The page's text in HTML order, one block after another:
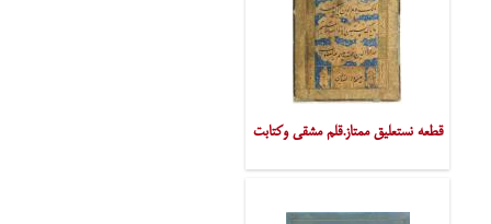
قطعه نستعلیق ممتاز.قلم مشقی وکتابت